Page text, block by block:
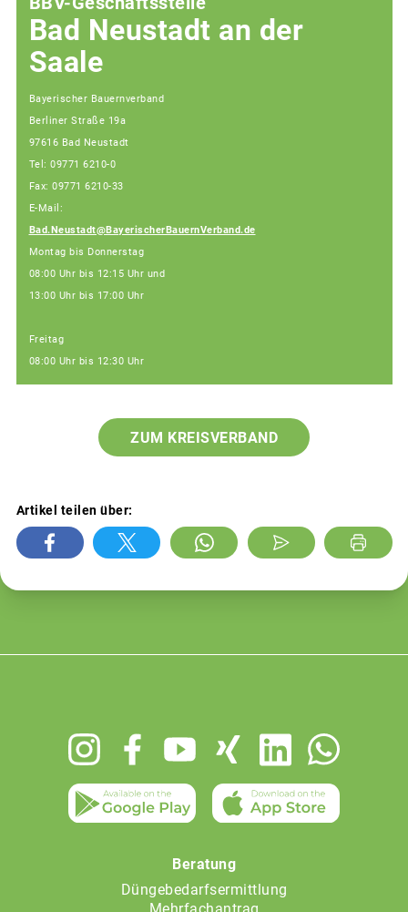
Bad Neustadt an der
Saale
Bayerischer Bauernverband
Berliner Straße 19a
97616 Bad Neustadt
Tel: 09771 6210-0
Fax: 09771 6210-33
E-Mail:
Bad.Neustadt@BayerischerBauernVerband.de
Montag bis Donnerstag
08:00 Uhr bis 12:15 Uhr und
13:00 Uhr bis 17:00 Uhr
Freitag
08:00 Uhr bis 12:30 Uhr
ZUM KREISVERBAND
Artikel teilen über:
Beratung
Düngebedarfsermittlung